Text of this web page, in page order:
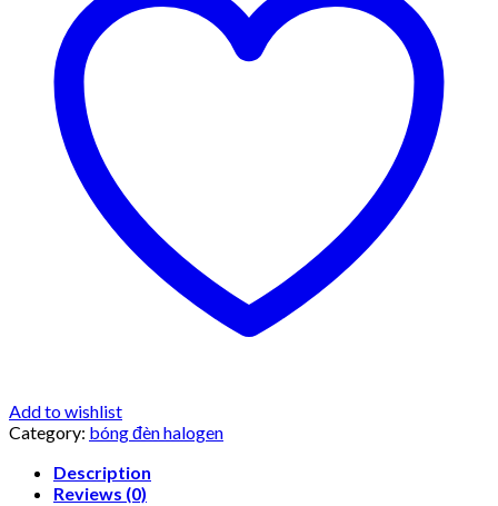
Add to wishlist
Category: bóng đèn halogen
Description
Reviews (0)